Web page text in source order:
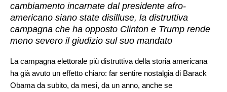
cambiamento incarnate dal presidente afro-
americano siano state disilluse, la distruttiva
campagna che ha opposto Clinton e Trump rende
meno severo il giudizio sul suo mandato
La campagna elettorale più distruttiva della storia americana
ha già avuto un effetto chiaro: far sentire nostalgia di Barack
Obama da subito, da mesi, da un anno, anche se